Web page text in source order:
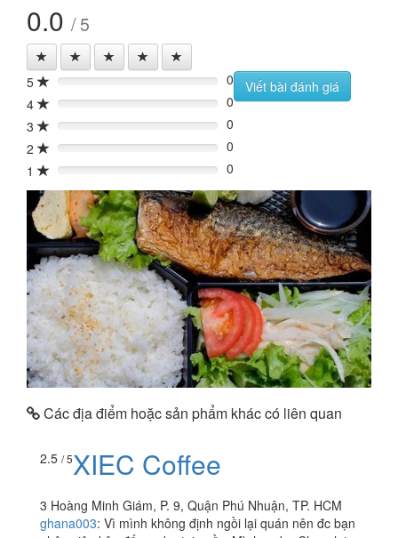
0.0 / 5
5 0%
0
4
0%
0
3
0%
0
2
0%
0
1
0% 0
Viết bài đánh giá
Các địa điểm hoặc sản phẩm khác có liên quan
2.5 / 5XIEC Coffee
3 Hoàng Minh Giám, P. 9, Quận Phú Nhuận, TP. HCM
ghana003: Vì mình không định ngồi lại quán nên đc bạn